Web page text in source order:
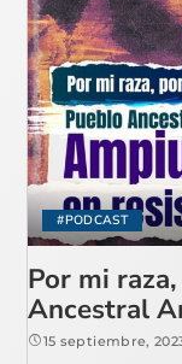
#PODCAST
Por mi
Ancestral
15 septiembre,